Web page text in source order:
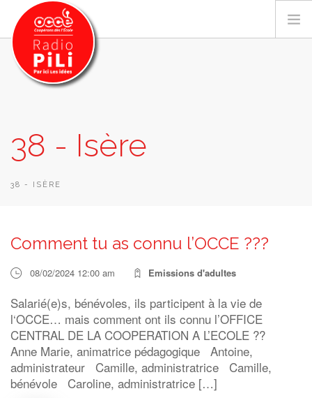
GRILLE DES PROGRAMMES
EMISSIONS / PODCASTS
SUR LE TERRITOIRE
RECHERCHER
38 - Isère
38 - ISÈRE
Comment tu as connu l’OCCE ???
08/02/2024 12:00 am Emissions d'adultes
Salarié(e)s, bénévoles, ils participent à la vie de
l‘OCCE… mais comment ont ils connu l’OFFICE
CENTRAL DE LA COOPERATION A L’ECOLE ??
Anne Marie, animatrice pédagogique Antoine,
administrateur Camille, administratrice Camille,
bénévole Caroline, administratrice […]